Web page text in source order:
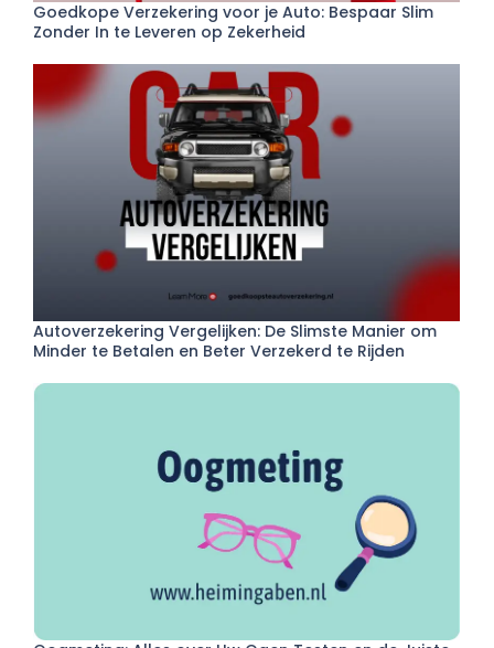
Goedkope Verzekering voor je Auto: Bespaar Slim
Zonder In te Leveren op Zekerheid
Autoverzekering Vergelijken: De Slimste Manier om
Minder te Betalen en Beter Verzekerd te Rijden